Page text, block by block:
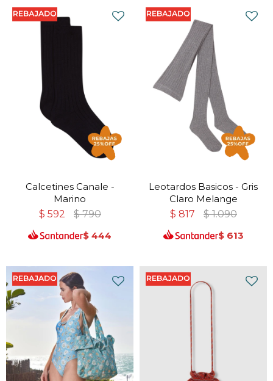
Calcetines Canale -
Marino
$ 592 $ 790
$ 444
Leotardos Basicos - Gris
Claro Melange
$ 817 $ 1.090
$ 613